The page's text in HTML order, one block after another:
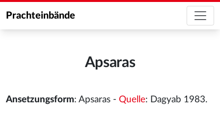
Prachteinbände
Apsaras
Ansetzungsform: Apsaras - Quelle: Dagyab 1983.